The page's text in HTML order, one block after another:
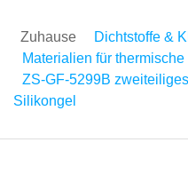
Zuhause
Dichtstoffe &
Materialien für
ZS-GF-5299B
Silikongel